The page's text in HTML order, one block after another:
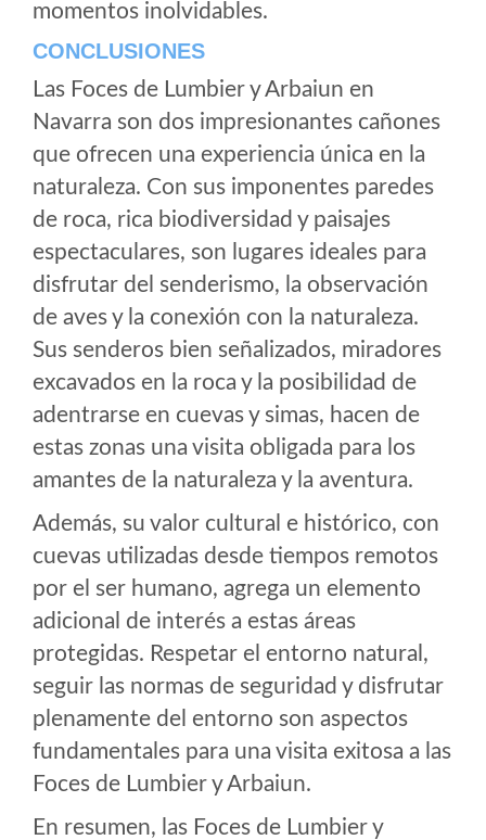
momentos inolvidables.
CONCLUSIONES
Las Foces de Lumbier y Arbaiun en
Navarra son dos impresionantes cañones
que ofrecen una experiencia única en la
naturaleza. Con sus imponentes paredes
de roca, rica biodiversidad y paisajes
espectaculares, son lugares ideales para
disfrutar del senderismo, la observación
de aves y la conexión con la naturaleza.
Sus senderos bien señalizados, miradores
excavados en la roca y la posibilidad de
adentrarse en cuevas y simas, hacen de
estas zonas una visita obligada para los
amantes de la naturaleza y la aventura.
Además, su valor cultural e histórico, con
cuevas utilizadas desde tiempos remotos
por el ser humano, agrega un elemento
adicional de interés a estas áreas
protegidas. Respetar el entorno natural,
seguir las normas de seguridad y disfrutar
plenamente del entorno son aspectos
fundamentales para una visita exitosa a las
Foces de Lumbier y Arbaiun.
En resumen, las Foces de Lumbier y